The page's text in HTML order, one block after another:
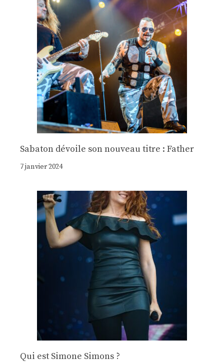
Sabaton dévoile son nouveau titre : Father
7 janvier 2024
Qui est Simone Simons ?